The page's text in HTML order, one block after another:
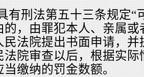
有刑法第五十三条规定“
的，由罪犯本人、亲属
民法院提出书面申请，
法院审查以后，根据实
当缴纳的罚金数额。